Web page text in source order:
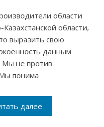
области
области,
выразить свою
данным
Мы не против
понима
далее